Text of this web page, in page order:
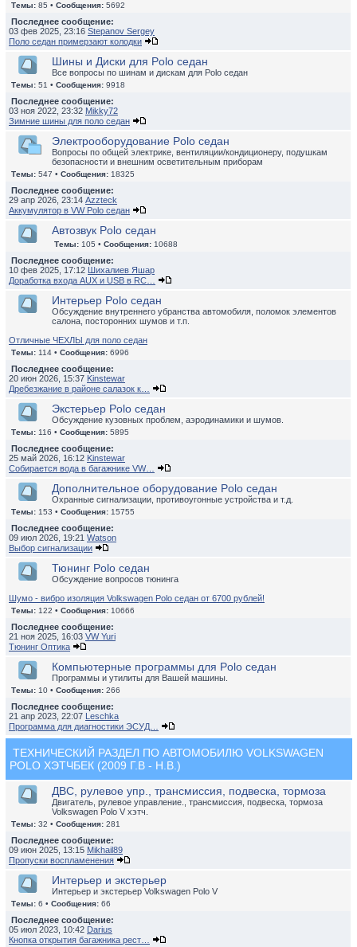
Темы: 85 • Сообщения: 5692
Последнее сообщение:
03 фев 2025, 23:16 Stepanov Sergey
Поло седан примерзают колодки
Шины и Диски для Polo седан
Все вопросы по шинам и дискам для Polo седан
Темы: 51 • Сообщения: 9918
Последнее сообщение:
03 ноя 2022, 23:32 Mikky72
Зимние шины для поло седан
Электрооборудование Polo седан
Вопросы по общей электрике, вентиляции/кондиционеру, подушкам
безопасности и внешним осветительным приборам
Темы: 547 • Сообщения: 18325
Последнее сообщение:
29 апр 2026, 23:14 Azzteck
Аккумулятор в VW Polo седан
Автозвук Polo седан
Темы: 105 • Сообщения: 10688
Последнее сообщение:
10 фев 2025, 17:12 Шихалиев Яшар
Доработка входа AUX и USB в RC…
Интерьер Polo седан
Обсуждение внутреннего убранства автомобиля, поломок элементов
салона, посторонних шумов и т.п.
Отличные ЧЕХЛЫ для поло седан
Темы: 114 • Сообщения: 6996
Последнее сообщение:
20 июн 2026, 15:37 Kinstewar
Дребезжание в районе салазок к…
Экстерьер Polo седан
Обсуждение кузовных проблем, аэродинамики и шумов.
Темы: 116 • Сообщения: 5895
Последнее сообщение:
25 май 2026, 16:12 Kinstewar
Собирается вода в багажнике VW…
Дополнительное оборудование Polo седан
Охранные сигнализации, противоугонные устройства и т.д.
Темы: 153 • Сообщения: 15755
Последнее сообщение:
09 июл 2026, 19:21 Watson
Выбор сигнализации
Тюнинг Polo седан
Обсуждение вопросов тюнинга
Шумо - вибро изоляция Volkswagen Polo седан от 6700 рублей!
Темы: 122 • Сообщения: 10666
Последнее сообщение:
21 ноя 2025, 16:03 VW Yuri
Тюнинг Оптика
Компьютерные программы для Polo седан
Программы и утилиты для Вашей машины.
Темы: 10 • Сообщения: 266
Последнее сообщение:
21 апр 2023, 22:07 Leschka
Программа для диагностики ЭСУД…
ТЕХНИЧЕСКИЙ РАЗДЕЛ ПО АВТОМОБИЛЮ VOLKSWAGEN
POLO ХЭТЧБЕК (2009 Г.В - Н.В.)
ДВС, рулевое упр., трансмиссия, подвеска, тормоза
Двигатель, рулевое управление., трансмиссия, подвеска, тормоза
Volkswagen Polo V хэтч.
Темы: 32 • Сообщения: 281
Последнее сообщение:
09 июн 2025, 13:15 Mikhail89
Пропуски воспламенения
Интерьер и экстерьер
Интерьер и экстерьер Volkswagen Polo V
Темы: 6 • Сообщения: 66
Последнее сообщение:
05 июл 2023, 10:42 Darius
Кнопка открытия багажника рест…